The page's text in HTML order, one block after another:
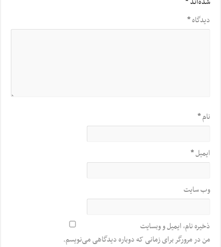
دیدگاه*
نام*
ایمیل*
وب‌ سایت
ذخیره نام، ایمیل و وبسایت
من در مرورگر برای زمانی که دوباره دیدگاهی می‌نویسم.